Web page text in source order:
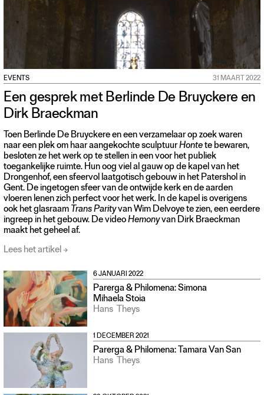
EVENTS 31 MAART 2022
Een gesprek met Berlinde De Bruyckere en
Dirk Braeckman
Toen Berlinde De Bruyckere en een verzamelaar op zoek waren
naar een plek om haar aangekochte sculptuurHontete bewaren,
besloten ze het werk op te stellen in een voor het publiek
toegankelijke ruimte. Hun oog viel al gauw op de kapel van het
Drongenhof, een sfeervol laatgotisch gebouw in het Patershol in
Gent. De ingetogen sfeer van de ontwijde kerk en de aarden
vloeren lenen zich perfect voor het werk. In de kapel is overigens
ook het glasraamTrans Parityvan Wim Delvoye te zien, een eerdere
ingreep in het gebouw. De videoHemonyvan Dirk Braeckman
maakt het geheel af.
Lees het artikel
6 JANUARI 2022
Parerga & Philomena: Simona
Mihaela Stoia
Hans Theys
1 DECEMBER 2021
Parerga & Philomena: Tamara Van San
Hans Theys